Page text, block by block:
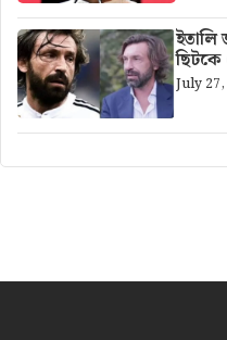
ছিটকে
July